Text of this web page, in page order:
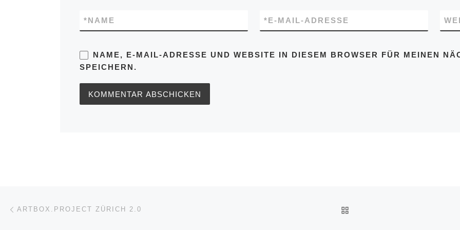
NAME
* E-MAIL-ADRESSE
*
NAME, E-MAIL-ADRESSE UND WEBSITE IN DIESEM BROWSER FÜR MEINEN
SPEICHERN.
Beitragsnavigation
ARTBOX.PROJECT ZÜRICH 2.0